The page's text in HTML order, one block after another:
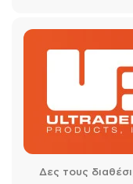
Δες τους